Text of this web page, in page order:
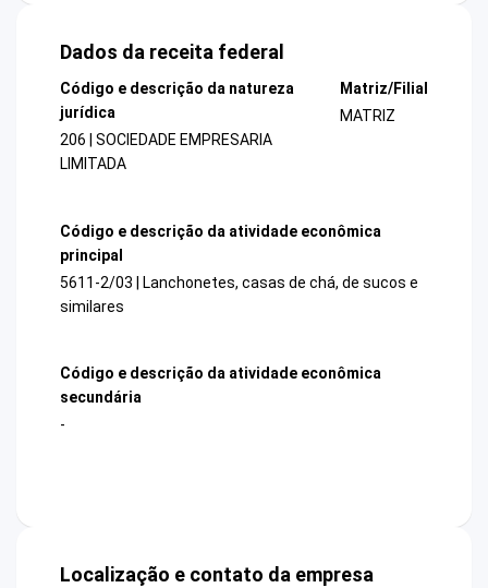
Dados da receita federal
Código e descrição da natureza
jurídica
206 | SOCIEDADE EMPRESARIA
LIMITADA
Matriz/Filial
MATRIZ
Código e descrição da atividade econômica
principal
5611-2/03 | Lanchonetes, casas de chá, de sucos e
similares
Código e descrição da atividade econômica
secundária
-
Localização e contato da empresa